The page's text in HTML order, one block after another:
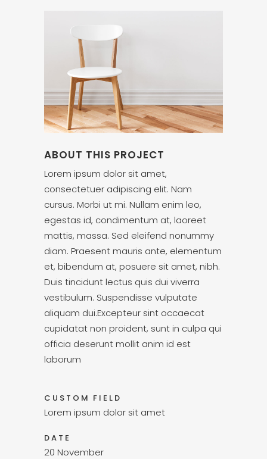
ABOUT THIS PROJECT
Lorem ipsum dolor sit amet,
consectetuer adipiscing elit. Nam
cursus. Morbi ut mi. Nullam enim leo,
egestas id, condimentum at, laoreet
mattis, massa. Sed eleifend nonummy
diam. Praesent mauris ante, elementum
et, bibendum at, posuere sit amet, nibh.
Duis tincidunt lectus quis dui viverra
vestibulum. Suspendisse vulputate
aliquam dui.Excepteur sint occaecat
cupidatat non proident, sunt in culpa qui
officia deserunt mollit anim id est
laborum
CUSTOM FIELD
Lorem ipsum dolor sit amet
DATE
20 November